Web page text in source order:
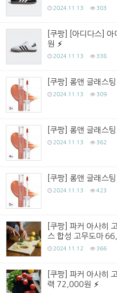
2024.11.13 303
[쿠팡] [아디다스]
원
2024.11.13 338
[쿠팡] 롬앤 글래스
2024.11.13 309
[쿠팡] 롬앤 글래스
2024.11.13 362
[쿠팡] 롬앤 글래스
2024.11.13 423
[쿠팡] 파커 아사히
스 합성 고무도마
2024.11.12 366
[쿠팡] 파커 아사히
랙 72,000원